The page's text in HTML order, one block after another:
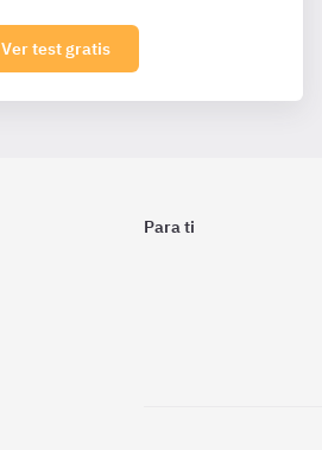
Ver test gratis
Para ti